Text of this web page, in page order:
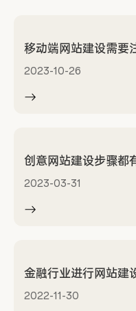
移动端网站建设需要
2023-10-26
创意网站建设步骤都
2023-03-31
金融行业进行网站建
2022-11-30